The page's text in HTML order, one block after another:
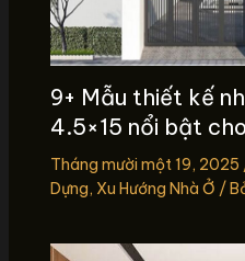
9+ Mẫu thiết kế
4.5×15 nổi bật
Tháng mười một 19, 2025
Dựng, Xu Hướng Nhà Ở /